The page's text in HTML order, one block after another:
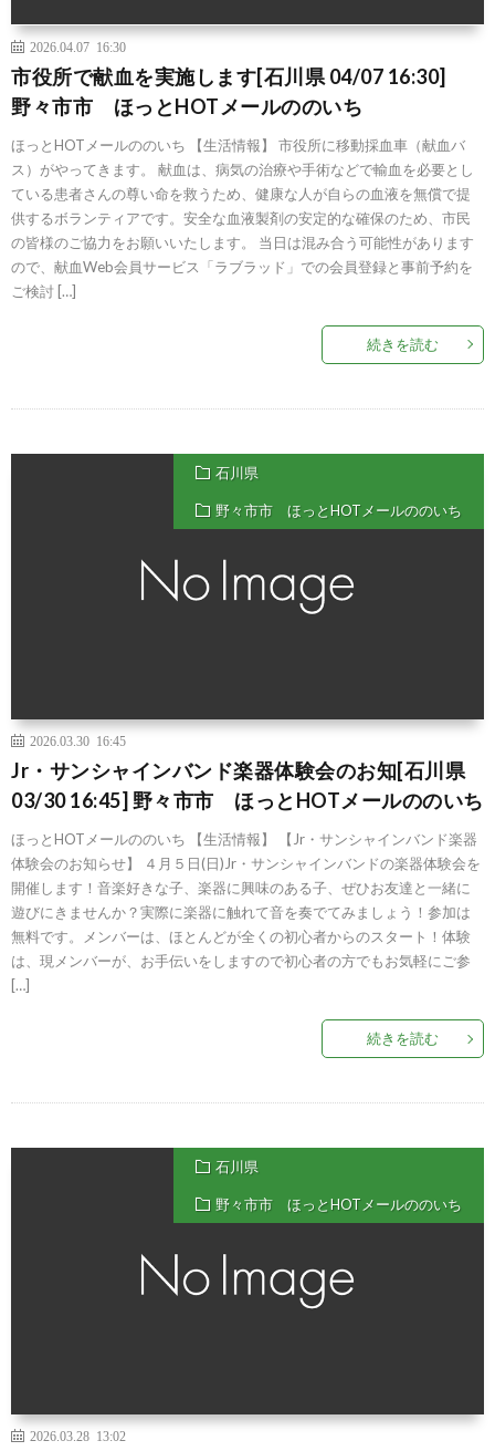
2026.04.07 16:30
市役所で献血を実施します[石川県 04/07 16:30]
野々市市 ほっとHOTメールののいち
ほっとHOTメールののいち 【生活情報】 市役所に移動採血車（献血バ
ス）がやってきます。 献血は、病気の治療や手術などで輸血を必要とし
ている患者さんの尊い命を救うため、健康な人が自らの血液を無償で提
供するボランティアです。安全な血液製剤の安定的な確保のため、市民
の皆様のご協力をお願いいたします。 当日は混み合う可能性があります
ので、献血Web会員サービス「ラブラッド」での会員登録と事前予約を
ご検討 […]
続きを読む
石川県
野々市市 ほっとHOTメールののいち
2026.03.30 16:45
Jr・サンシャインバンド楽器体験会のお知[石川県
03/30 16:45] 野々市市 ほっとHOTメールののいち
ほっとHOTメールののいち 【生活情報】 【Jr・サンシャインバンド楽器
体験会のお知らせ】 ４月５日(日)Jr・サンシャインバンドの楽器体験会を
開催します！音楽好きな子、楽器に興味のある子、ぜひお友達と一緒に
遊びにきませんか？実際に楽器に触れて音を奏でてみましょう！参加は
無料です。メンバーは、ほとんどが全くの初心者からのスタート！体験
は、現メンバーが、お手伝いをしますので初心者の方でもお気軽にご参
[…]
続きを読む
石川県
野々市市 ほっとHOTメールののいち
2026.03.28 13:02